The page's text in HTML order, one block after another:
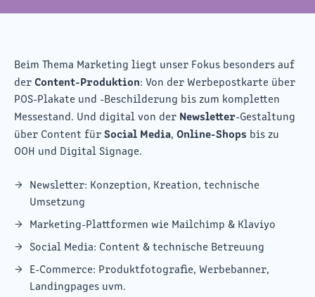
Beim Thema Marketing liegt unser Fokus besonders auf
derContent-Produktion: Von der Werbepostkarte über
POS-Plakate und -Beschilderung bis zum kompletten
Messestand. Und digital von der Newsletter-Gestaltung
über Content fürSocial Media, Online-Shops bis zu
OOH und Digital Signage.
Newsletter: Konzeption, Kreation, technische
Umsetzung
Marketing-Plattformen wie Mailchimp & Klaviyo
Social Media: Content & technische Betreuung
E-Commerce: Produktfotografie, Werbebanner,
Landingpages uvm.